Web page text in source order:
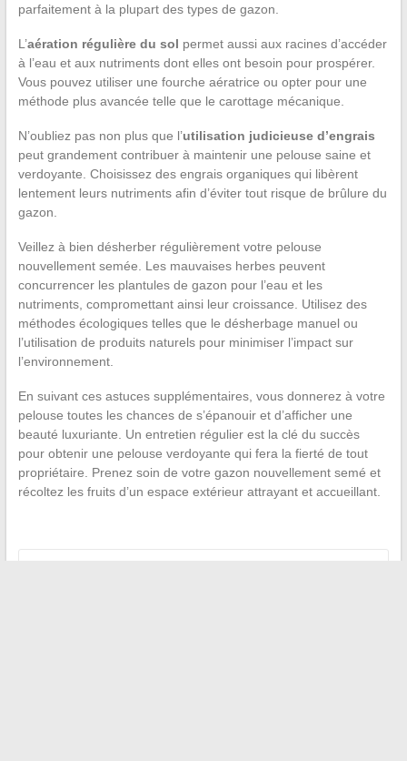
parfaitement à la plupart des types de gazon.
L’aération régulière du sol permet aussi aux racines d’accéder
à l’eau et aux nutriments dont elles ont besoin pour prospérer.
Vous pouvez utiliser une fourche aératrice ou opter pour une
méthode plus avancée telle que le carottage mécanique.
N’oubliez pas non plus que l’utilisation judicieuse d’engrais
peut grandement contribuer à maintenir une pelouse saine et
verdoyante. Choisissez des engrais organiques qui libèrent
lentement leurs nutriments afin d’éviter tout risque de brûlure du
gazon.
Veillez à bien désherber régulièrement votre pelouse
nouvellement semée. Les mauvaises herbes peuvent
concurrencer les plantules de gazon pour l’eau et les
nutriments, compromettant ainsi leur croissance. Utilisez des
méthodes écologiques telles que le désherbage manuel ou
l’utilisation de produits naturels pour minimiser l’impact sur
l’environnement.
En suivant ces astuces supplémentaires, vous donnerez à votre
pelouse toutes les chances de s’épanouir et d’afficher une
beauté luxuriante. Un entretien régulier est la clé du succès
pour obtenir une pelouse verdoyante qui fera la fierté de tout
propriétaire. Prenez soin de votre gazon nouvellement semé et
récoltez les fruits d’un espace extérieur attrayant et accueillant.